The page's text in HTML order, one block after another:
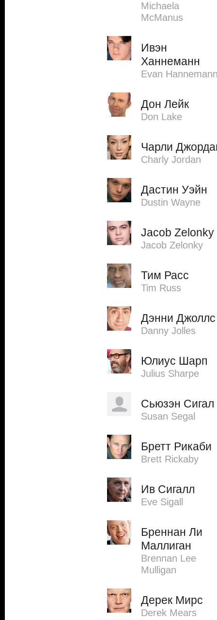
Michaela
McManus
Ивэн
Ханнеманн
Evan
Дон Лейк
Don Lake
Чарли
Charly Jordan
Дастин Уэйн
Dustin Wayne
Jacob Zelonky
Jacob Zelonky
Тим Расс
Tim Russ
Дэнни Джоллс
Danny Jolles
Юлиус Шарп
Julius Sharpe
Сьюзэн Сигал
Susan Segal
Бретт Рикаби
Brett Rickaby
Ив Сигалл
Eve Sigall
Бреннан Ли
Маллиган
Brennan Lee
Mulligan
Дерек Мирс
Derek Mears